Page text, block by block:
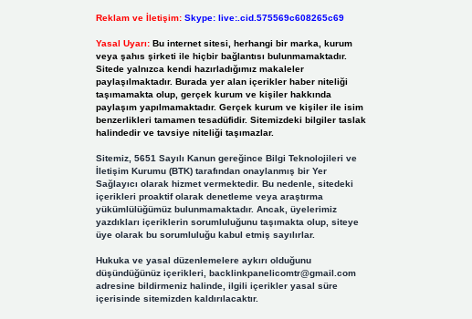
Reklam ve İletişim: Skype: live:.cid.575569c608265c69
Yasal Uyarı: Bu internet sitesi, herhangi bir marka, kurum
veya şahıs şirketi ile hiçbir bağlantısı bulunmamaktadır.
Sitede yalnızca kendi hazırladığımız makaleler
paylaşılmaktadır. Burada yer alan içerikler haber niteliği
taşımamakta olup, gerçek kurum ve kişiler hakkında
paylaşım yapılmamaktadır. Gerçek kurum ve kişiler ile isim
benzerlikleri tamamen tesadüfidir. Sitemizdeki bilgiler taslak
halindedir ve tavsiye niteliği taşımazlar.
Sitemiz, 5651 Sayılı Kanun gereğince Bilgi Teknolojileri ve
İletişim Kurumu (BTK) tarafından onaylanmış bir Yer
Sağlayıcı olarak hizmet vermektedir. Bu nedenle, sitedeki
içerikleri proaktif olarak denetleme veya araştırma
yükümlülüğümüz bulunmamaktadır. Ancak, üyelerimiz
yazdıkları içeriklerin sorumluluğunu taşımakta olup, siteye
üye olarak bu sorumluluğu kabul etmiş sayılırlar.
Hukuka ve yasal düzenlemelere aykırı olduğunu
düşündüğünüz içerikleri, backlinkpanelicomtr@gmail.com
adresine bildirmeniz halinde, ilgili içerikler yasal süre
içerisinde sitemizden kaldırılacaktır.